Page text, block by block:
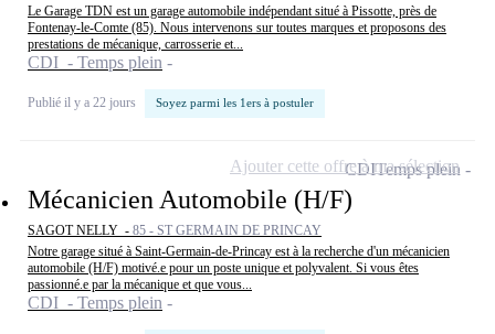
Le Garage TDN est un garage automobile indépendant situé à Pissotte, près de
Fontenay-le-Comte (85). Nous intervenons sur toutes marques et proposons des
prestations de mécanique, carrosserie et...
CDI - Temps plein
Publié il y a 22 jours Soyez parmi les 1ers à postuler
Mécanicien Automobile (H/F)
SAGOT NELLY - 85 - ST GERMAIN DE PRINCAY
Notre garage situé à Saint-Germain-de-Princay est à la recherche d'un mécanicien
automobile (H/F) motivé.e pour un poste unique et polyvalent. Si vous êtes
passionné.e par la mécanique et que vous...
CDI - Temps plein
CDITemps plein
Ajouter cette offre à ma sélection